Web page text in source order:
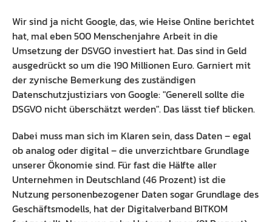
Wir sind ja nicht Google, das, wie Heise Online berichtet
hat, mal eben 500 Menschenjahre Arbeit in die
Umsetzung der DSVGO investiert hat. Das sind in Geld
ausgedrückt so um die 190 Millionen Euro. Garniert mit
der zynische Bemerkung des zuständigen
Datenschutzjustiziars von Google: "Generell sollte die
DSGVO nicht überschätzt werden". Das lässt tief blicken.
Dabei muss man sich im Klaren sein, dass Daten – egal
ob analog oder digital – die unverzichtbare Grundlage
unserer Ökonomie sind. Für fast die Hälfte aller
Unternehmen in Deutschland (46 Prozent) ist die
Nutzung personenbezogener Daten sogar Grundlage des
Geschäftsmodells, hat der Digitalverband BITKOM